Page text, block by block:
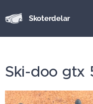
Skoterdelar
Ski-doo gtx